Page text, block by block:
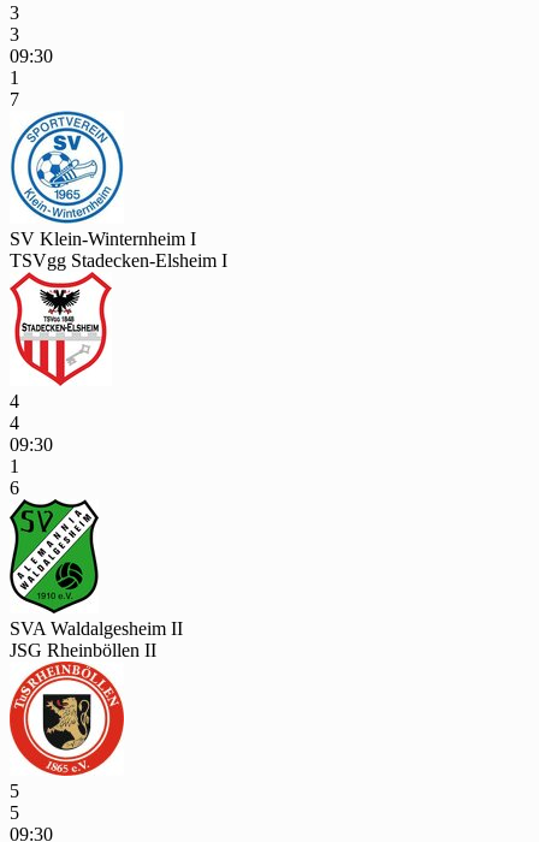
3
3
09:30
1
7
SV Klein-Winternheim I
TSVgg Stadecken-Elsheim I
4
4
09:30
1
6
SVA Waldalgesheim II
JSG Rheinböllen II
5
5
09:30